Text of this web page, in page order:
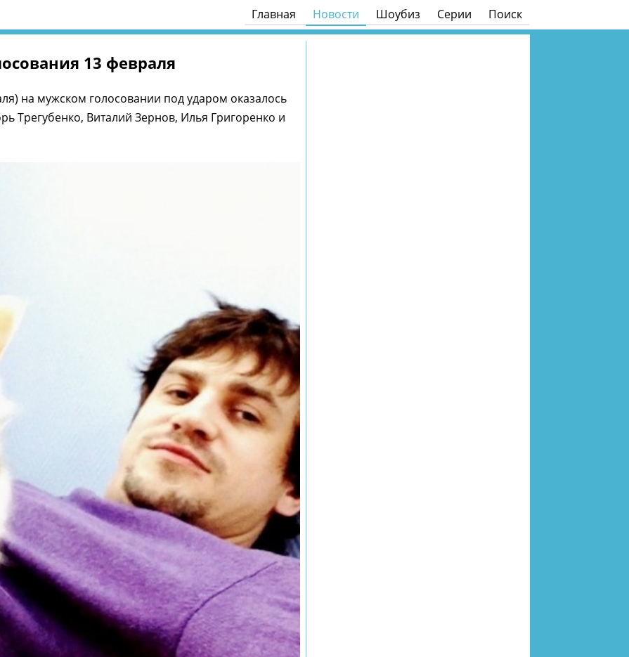
Главная Новости Шоубиз Серии Поиск
13 февраля
на мужском голосовании под ударом оказалось
Трегубенко, Виталий Зернов, Илья Григоренко и